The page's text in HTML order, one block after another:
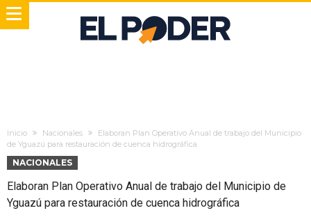
Inicio Nacionales
Elaboran Plan Operativo Anual de trabajo del Municipio
de Yguazú para restauración de cuenca hidrográfica
NACIONALES
Elaboran Plan Operativo Anual de trabajo del Municipio de
Yguazú para restauración de cuenca hidrográfica